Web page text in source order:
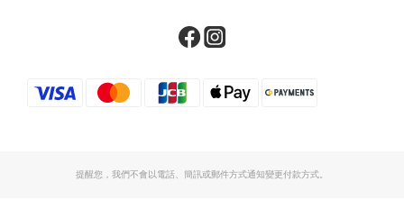
提醒您，我們不會以電話、簡訊或郵件方式通知變更付款方式。